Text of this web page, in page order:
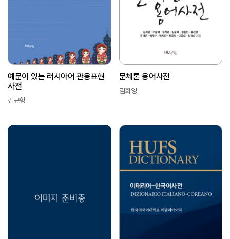
예문이 있는 러시아어 관용표현
사전
김규형
문체론 용어사전
김희영